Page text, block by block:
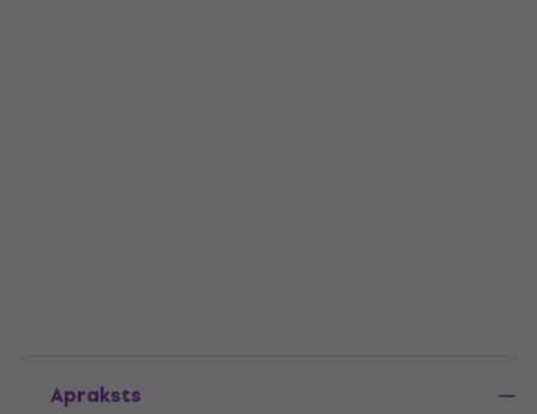
Apraksts